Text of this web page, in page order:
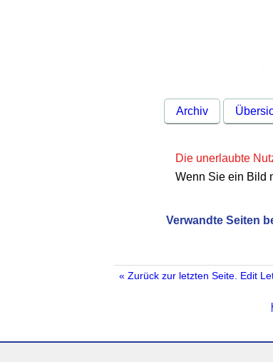
Archiv
Die unerlaubte
Wenn Sie ein Bild
Verwandte Seiten
« Zurück zur letzten Seite. Edit